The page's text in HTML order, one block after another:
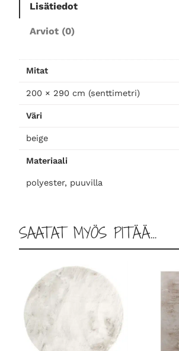
Z
a
0
m
Lisätiedot
Arviot (0)
Mitat
200 × 290 cm (senttimetri)
Väri
beige
Materiaali
polyester, puuvilla
SAATAT MYÖS PITÄÄ…